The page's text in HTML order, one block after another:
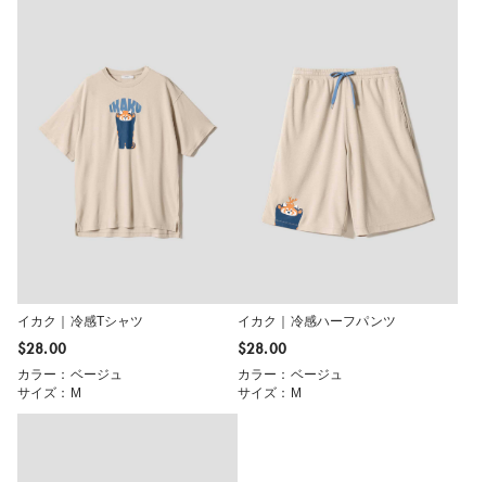
イカク｜冷感Tシャツ
$‌28.00
カラー：ベージュ
サイズ：M
イカク｜冷感ハーフパンツ
$‌28.00
カラー：ベージュ
サイズ：M